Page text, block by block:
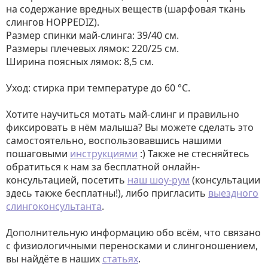
на содержание вредных веществ (шарфовая ткань
слингов HOPPEDIZ).
Размер спинки май-слинга: 39/40 см.
Размеры плечевых лямок: 220/25 см.
Ширина поясных лямок: 8,5 см.
Уход: стирка при температуре до 60 °C.
Хотите научиться мотать май-слинг и правильно
фиксировать в нём малыша? Вы можете сделать это
самостоятельно, воспользовавшись нашими
пошаговыми инструкциями :) Также не стесняйтесь
обратиться к нам за бесплатной онлайн-
консультацией, посетить наш шоу-рум (консультации
здесь также бесплатны!), либо пригласить выездного
слингоконсультанта.
Дополнительную информацию обо всём, что связано
с физиологичными переносками и слингоношением,
вы найдёте в наших статьях.